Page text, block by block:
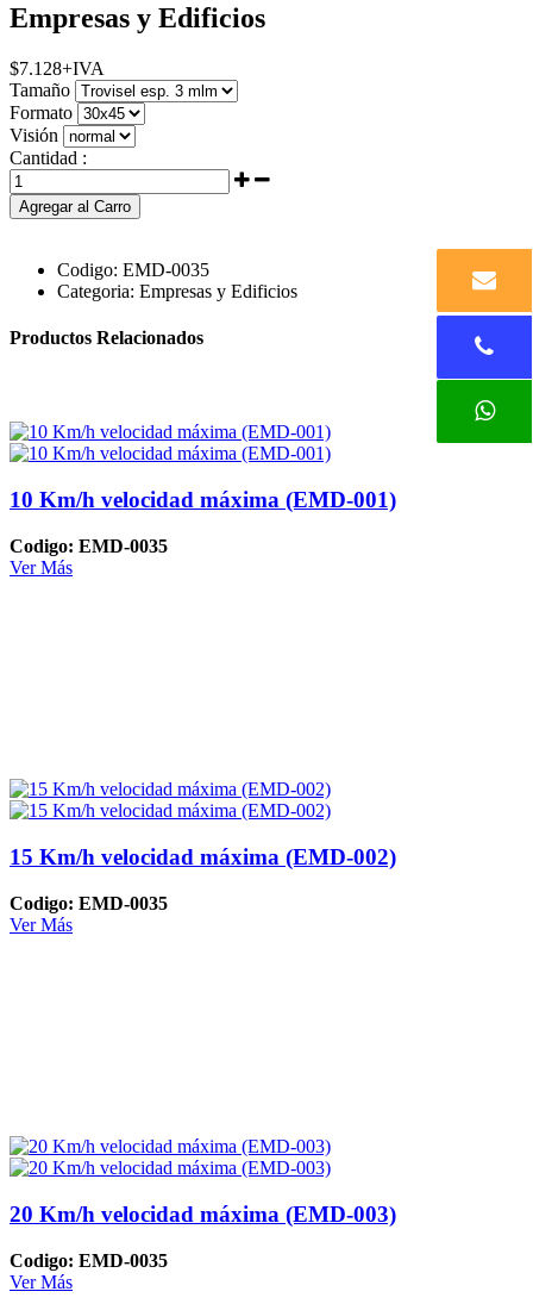
Empresas y Edificios
$7.128+IVA
Tamaño
Formato
Visión
Cantidad :
Agregar al Carro
Codigo: EMD-0035
Categoria: Empresas y Edificios
Productos Relacionados
10 Km/h velocidad máxima (EMD-001)
Codigo: EMD-0035
Ver Más
15 Km/h velocidad máxima (EMD-002)
Codigo: EMD-0035
Ver Más
20 Km/h velocidad máxima (EMD-003)
Codigo: EMD-0035
Ver Más